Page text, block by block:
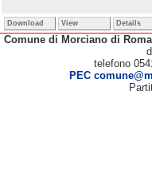
Download View Details
Comune di Morciano di
telefono
PEC